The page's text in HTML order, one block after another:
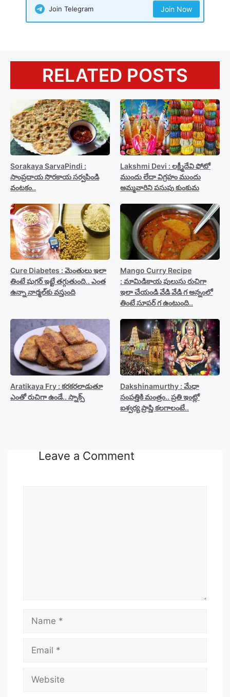
Join Telegram Join Now
RELATED POSTS
Sorakaya SarvaPindi :
సాంప్రదాయ సొరకాయ సర్వపిండి
వంటకం..
Lakshmi Devi : లక్ష్మీదేవి ఫోటో
ముందు లేదా విగ్రహం ముందు
అమ్మవారిని పసుపు కుంకుమ
Cure Diabetes : మెంతులు ఇలా
తింటే షుగర్ ఇట్టే తగ్గుతుంది.. ఎంత
ఉన్నా నార్మల్‍కు వస్తుంది
Mango Curry Recipe
: మామిడికాయ పులుసు రుచిగా
ఇలా చేయండి వేడి వేడి గ అన్నంలో
తింటే సూపర్ గ ఉంటుంది..
Aratikaya Fry : కరకరలాడుతూ
ఎంతో రుచిగా ఉండే.. స్నాక్స్
Dakshinamurthy : మేధా
సంపత్తికి మంత్రం.. ప్రతి ఇంట్లో
ఐశ్వర్య ప్రాప్తి కలగాలంటే..
Leave a Comment